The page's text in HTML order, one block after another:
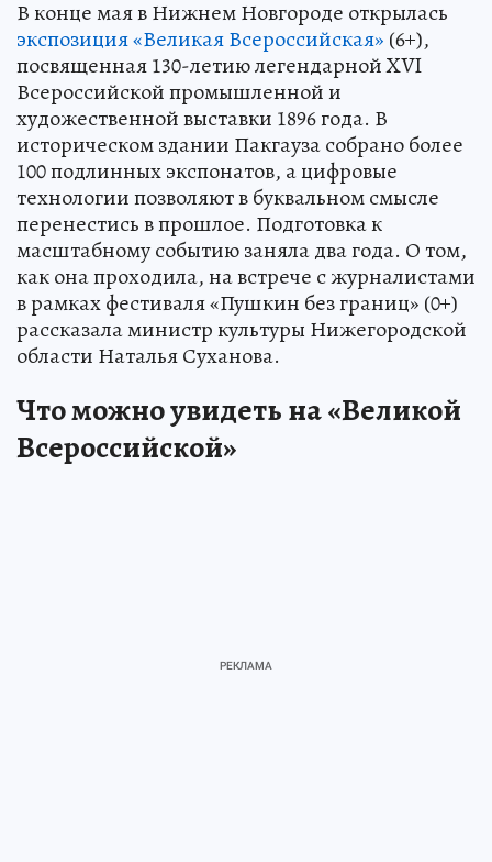
В конце мая в Нижнем Новгороде открылась
экспозиция «Великая Всероссийская» (6+),
посвященная 130-летию легендарной XVI
Всероссийской промышленной и
художественной выставки 1896 года. В
историческом здании Пакгауза собрано более
100 подлинных экспонатов, а цифровые
технологии позволяют в буквальном смысле
перенестись в прошлое. Подготовка к
масштабному событию заняла два года. О том,
как она проходила, на встрече с журналистами
в рамках фестиваля «Пушкин без границ» (0+)
рассказала министр культуры Нижегородской
области Наталья Суханова.
Что можно увидеть на «Великой
Всероссийской»